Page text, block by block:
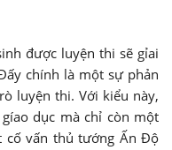
được luyện thi sẽ gỉai
chính là một sự phản
luyện thi. Với kiểu này,
dục mà chỉ còn một
cố vấn thủ tướng Ấn Độ